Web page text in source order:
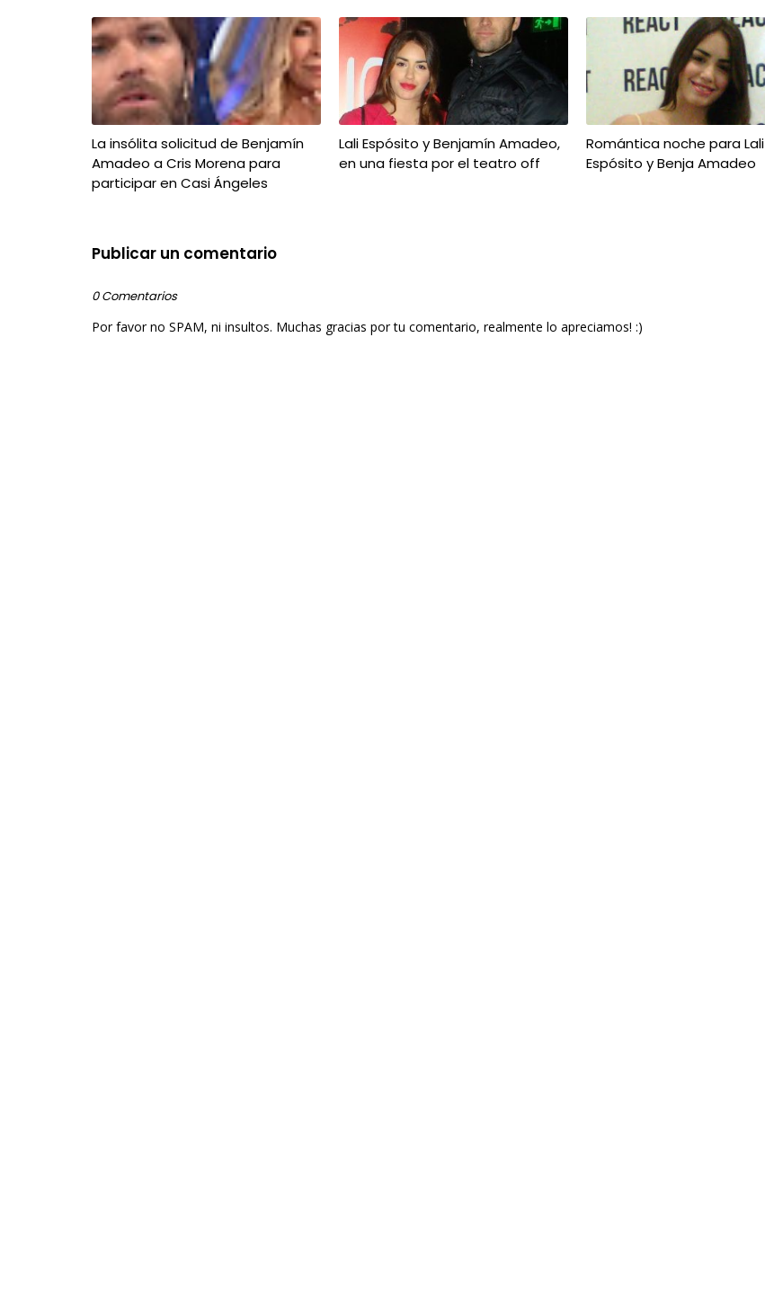
La insólita solicitud de Benjamín
Amadeo a Cris Morena para
participar en Casi Ángeles
Lali Espósito y Benjamín Amadeo,
en una fiesta por el teatro off
Romántica noche para Lali
Espósito y Benja Amadeo
Publicar un comentario
0 Comentarios
Por favor no SPAM, ni insultos. Muchas gracias por tu comentario, realmente lo apreciamos! :)